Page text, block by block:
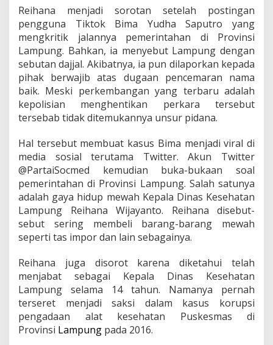
K
e
k
a
y
a
n
Reihana menjadi sorotan setelah postingan
pengguna Tiktok Bima Yudha Saputro yang
mengkritik jalannya pemerintahan di Provinsi
Lampung. Bahkan, ia menyebut Lampung dengan
sebutan dajjal. Akibatnya, ia pun dilaporkan kepada
pihak berwajib atas dugaan pencemaran nama
baik. Meski perkembangan yang terbaru adalah
kepolisian menghentikan perkara tersebut
tersebab tidak ditemukannya unsur pidana.
Hal tersebut membuat kasus Bima menjadi viral di
media sosial terutama Twitter. Akun Twitter
@PartaiSocmed kemudian buka-bukaan soal
pemerintahan di Provinsi Lampung. Salah satunya
adalah gaya hidup mewah Kepala Dinas Kesehatan
Lampung Reihana Wijayanto. Reihana disebut-
sebut sering membeli barang-barang mewah
seperti tas impor dan lain sebagainya.
Reihana juga disorot karena diketahui telah
menjabat sebagai Kepala Dinas Kesehatan
Lampung selama 14 tahun. Namanya pernah
terseret menjadi saksi dalam kasus korupsi
pengadaan alat kesehatan Puskesmas di
Provinsi Lampung pada 2016.